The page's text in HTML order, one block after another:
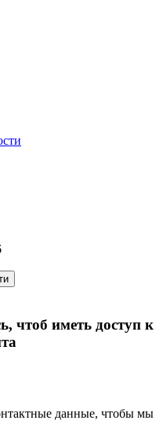
чтоб иметь доступ к
данные, чтобы мы